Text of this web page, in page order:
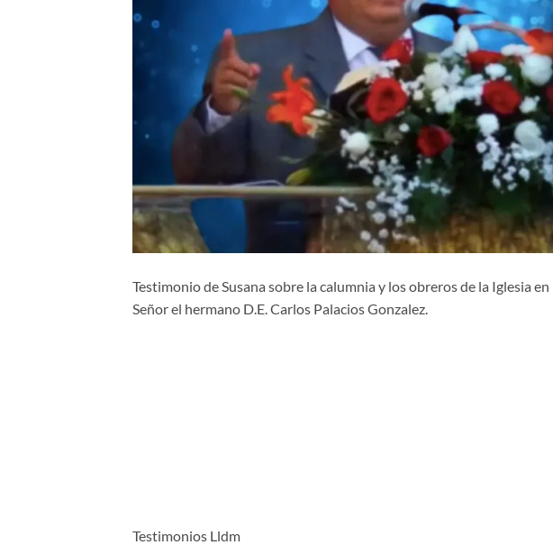
Testimonio de Susana sobre la calumnia y los obreros de la Iglesia
Señor el hermano D.E. Carlos Palacios Gonzalez.
Testimonios Lldm